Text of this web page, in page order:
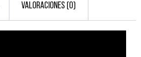
VALORACIONES (0)